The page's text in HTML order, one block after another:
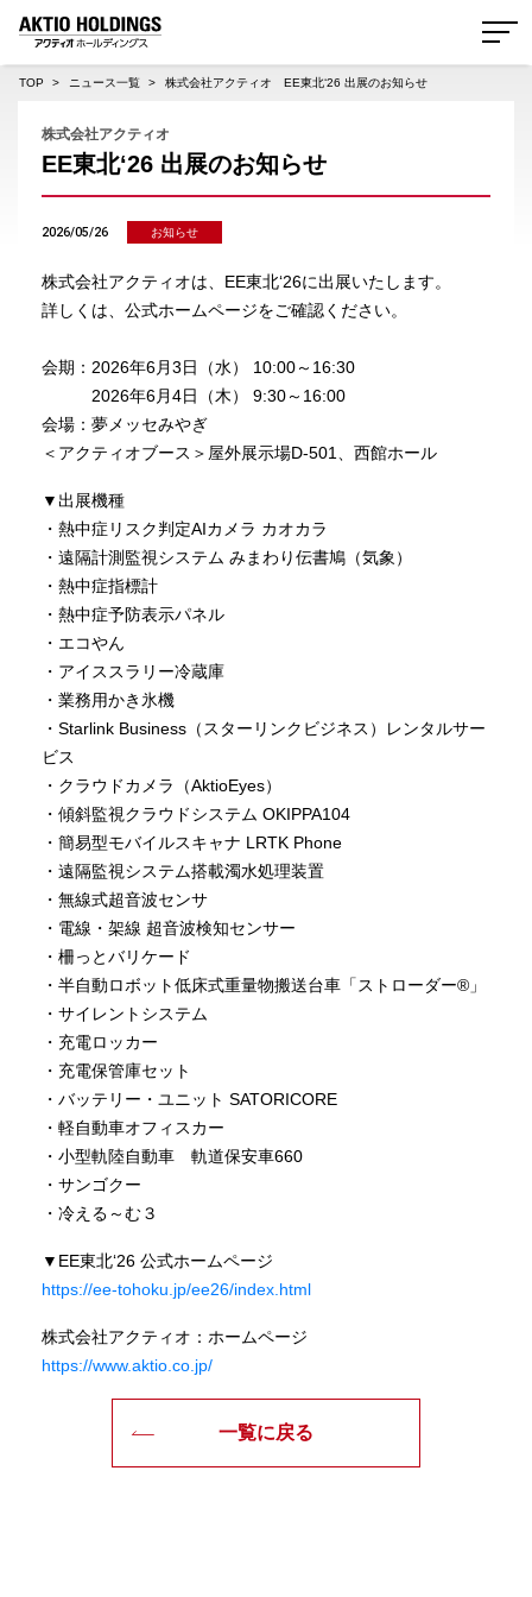
AKTIO HOLDINGS 株式会社アクティオホールディングス
TOP ニュース一覧 株式会社アクティオ EE東北‘26 出展のお知らせ
株式会社アクティオ
EE東北‘26 出展のお知らせ
2026/05/26 お知らせ
株式会社アクティオは、EE東北‘26に出展いたします。
詳しくは、公式ホームページをご確認ください。
会期：2026年6月3日（水） 10:00～16:30
2026年6月4日（木） 9:30～16:00
会場：夢メッセみやぎ
＜アクティオブース＞屋外展示場D-501、西館ホール
▼出展機種
・熱中症リスク判定AIカメラ カオカラ
・遠隔計測監視システム みまわり伝書鳩（気象）
・熱中症指標計
・熱中症予防表示パネル
・エコやん
・アイススラリー冷蔵庫
・業務用かき氷機
・Starlink Business（スターリンクビジネス）レンタルサー
ビス
・クラウドカメラ（AktioEyes）
・傾斜監視クラウドシステム OKIPPA104
・簡易型モバイルスキャナ LRTK Phone
・遠隔監視システム搭載濁水処理装置
・無線式超音波センサ
・電線・架線 超音波検知センサー
・柵っとバリケード
・半自動ロボット低床式重量物搬送台車「ストローダー®」
・サイレントシステム
・充電ロッカー
・充電保管庫セット
・バッテリー・ユニット SATORICORE
・軽自動車オフィスカー
・小型軌陸自動車 軌道保安車660
・サンゴクー
・冷える～む３
▼EE東北‘26 公式ホームページ
https://ee-tohoku.jp/ee26/index.html
株式会社アクティオ：ホームページ
https://www.aktio.co.jp/
一覧に戻る